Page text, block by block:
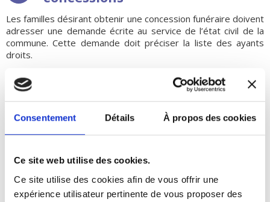
Consentement Détails À propos des cookies
Ce site web utilise des cookies.
Ce site utilise des cookies afin de vous offrir une
expérience utilisateur pertinente de vous proposer des
Les familles désirant obtenir une concession funéraire doivent
adresser une demande écrite au service de l’état civil de la
commune. Cette demande doit préciser la liste des ayants
droits.
Les concessions sont de deux types :
Les concessions de 15 ou 30 ans (tombes, tombes
Les concessions de 30 ou 50 ans (caveaux et fosses
maçonnées)
Pièces à fournir